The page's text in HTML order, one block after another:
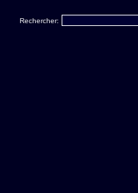
Rechercher: